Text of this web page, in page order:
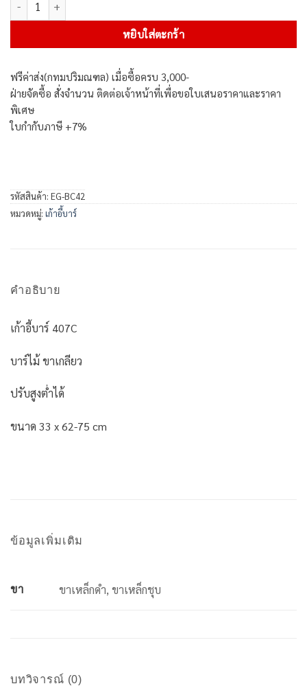
หยิบใส่ตะกร้า
ฟรีค่าส่ง(กทมปริมณฑล) เมื่อซื้อครบ 3,000-
ฝ่ายจัดซื้อ สั่งจำนวน ติดต่อเจ้าหน้าที่เพื่อขอใบเสนอราคาและราคา
พิเศษ
ใบกำกับภาษี +7%
รหัสสินค้า: EG-BC42
หมวดหมู่: เก้าอี้บาร์
คำอธิบาย
เก้าอี้บาร์ 407C
บาร์ไม้ ขาเกลียว
ปรับสูงต่ำได้
ขนาด 33 x 62-75 cm
ข้อมูลเพิ่มเติม
ขา ขาเหล็กดำ, ขาเหล็กชุบ
บทวิจารณ์ (0)